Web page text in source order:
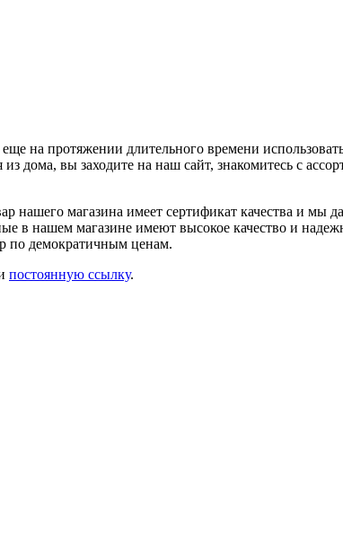
на протяжении длительного времени
дома, вы заходите на наш сайт, знакомитесь с
нашего магазина имеет сертификат качества и
в нашем магазине имеют высокое качество и
по демократичным ценам.
постоянную ссылку.